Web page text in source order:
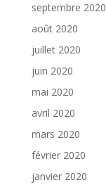
septembre 2020
août 2020
juillet 2020
juin 2020
mai 2020
avril 2020
mars 2020
février 2020
janvier 2020